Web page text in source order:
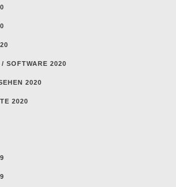
SOFTWARE 2020
2020
2020